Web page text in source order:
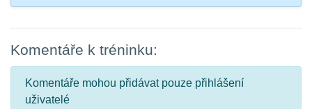
Komentáře k tréninku:
Komentáře mohou přidávat pouze přihlášení
uživatelé